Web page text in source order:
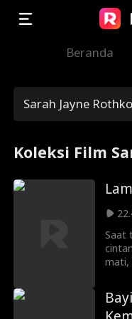
Beranda
Sarah Jayne
Koleksi Film
Saat
mati,
tak